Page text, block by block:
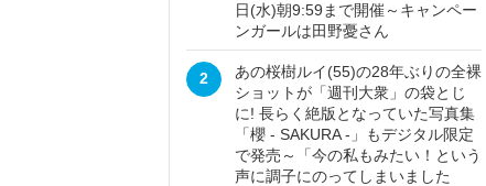
日(水)朝9:59まで開催～キャンペー
ンガールは田野憂さん
2
あの桜樹ルイ(55)の28年ぶりの全裸
ショットが「週刊大衆」の袋とじ
に! 長らく絶版となっていた写真集
「櫻 - SAKURA -」もデジタル限定
で発売～「今の私もみたい！という
声に調子にのってしまいました